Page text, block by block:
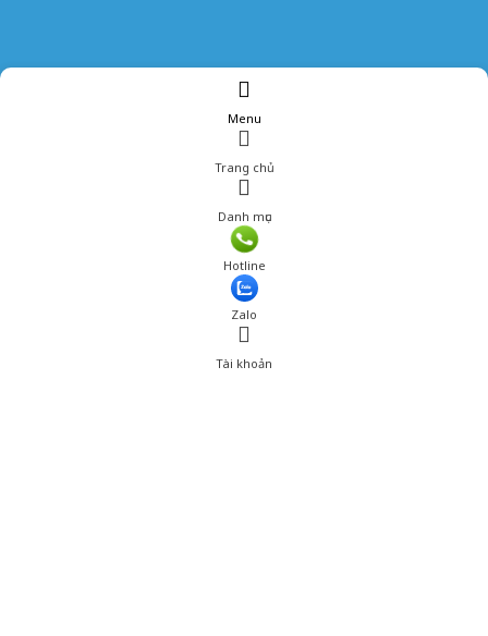
Menu
Trang chủ
Danh mục
Hotline
Zalo
Tài khoản